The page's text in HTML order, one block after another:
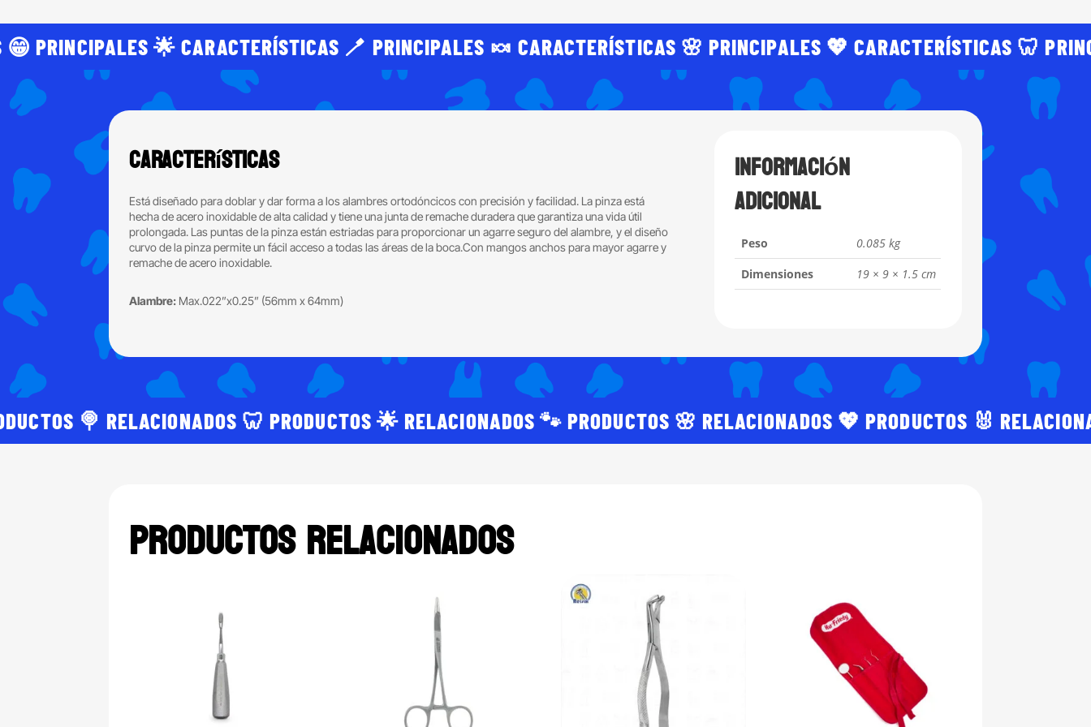
PRINCIPALES 🌟 CARACTERÍSTICAS 🪥 PRINCIPALES 🍬 CARACTERÍSTICAS 🌸 PRINCIPALES 💖 CARACTERÍSTICAS 🦷
Características
Está diseñado para doblar y dar forma a los alambres ortodóncicos con precisión y facilidad. La pinza está
hecha de acero inoxidable de alta calidad y tiene una junta de remache duradera que garantiza una vida útil
prolongada. Las puntas de la pinza están estriadas para proporcionar un agarre seguro del alambre, y el diseño
curvo de la pinza permite un fácil acceso a todas las áreas de la boca.Con mangos anchos para mayor agarre y
remache de acero inoxidable.
Alambre: Max.022”x0.25” (56mm x 64mm)
Información
adicional
Peso
0.085 kg
Dimensiones
19 × 9 × 1.5 cm
🍭 RELACIONADOS 🦷 PRODUCTOS 🌟 RELACIONADOS 🐾 PRODUCTOS 🌸 RELACIONADOS 💖 PRODUCTOS 🐰
Productos relacionados